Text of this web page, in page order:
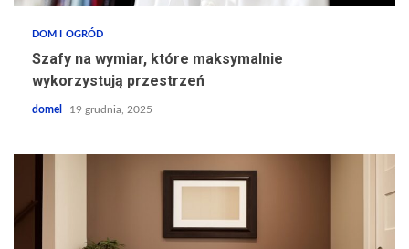
DOM I OGRÓD
Szafy na wymiar, które maksymalnie
wykorzystują przestrzeń
domel 19 grudnia, 2025